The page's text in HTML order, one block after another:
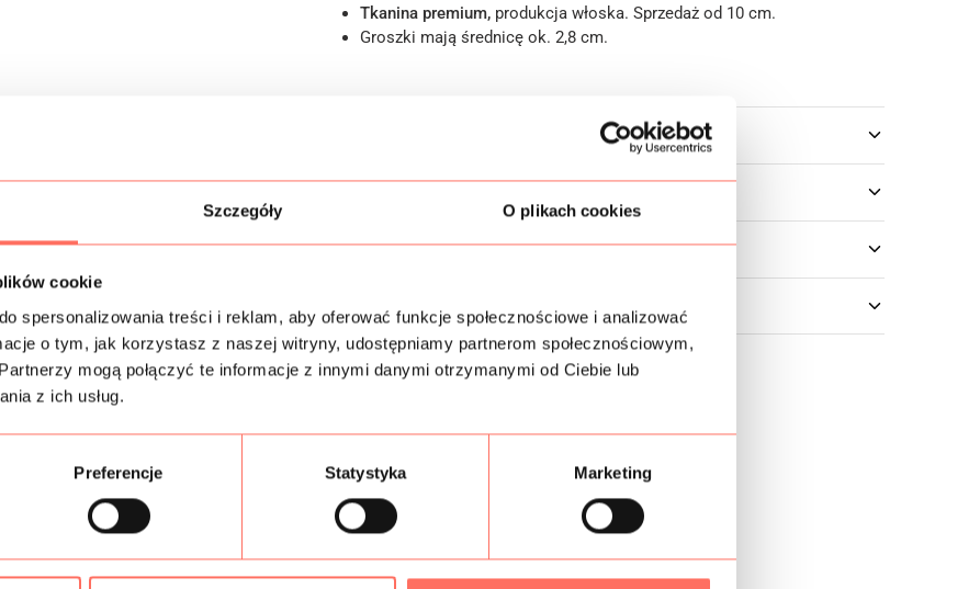
Szczegóły O plikach cookies
cookie
spersonalizowania treści i reklam, aby oferować funkcje społecznościowe i analizować
o tym, jak korzystasz z naszej witryny, udostępniamy partnerom społecznościowym,
mogą połączyć te informacje z innymi danymi otrzymanymi od Ciebie lub
z ich usług.
Preferencje Statystyka Marketing
Tkanina premium, produkcja włoska. Sprzedaż od 10 cm.
Groszki mają średnicę ok. 2,8 cm.
Próbki tkanin
Bezpieczeństwo
Podobne produkty